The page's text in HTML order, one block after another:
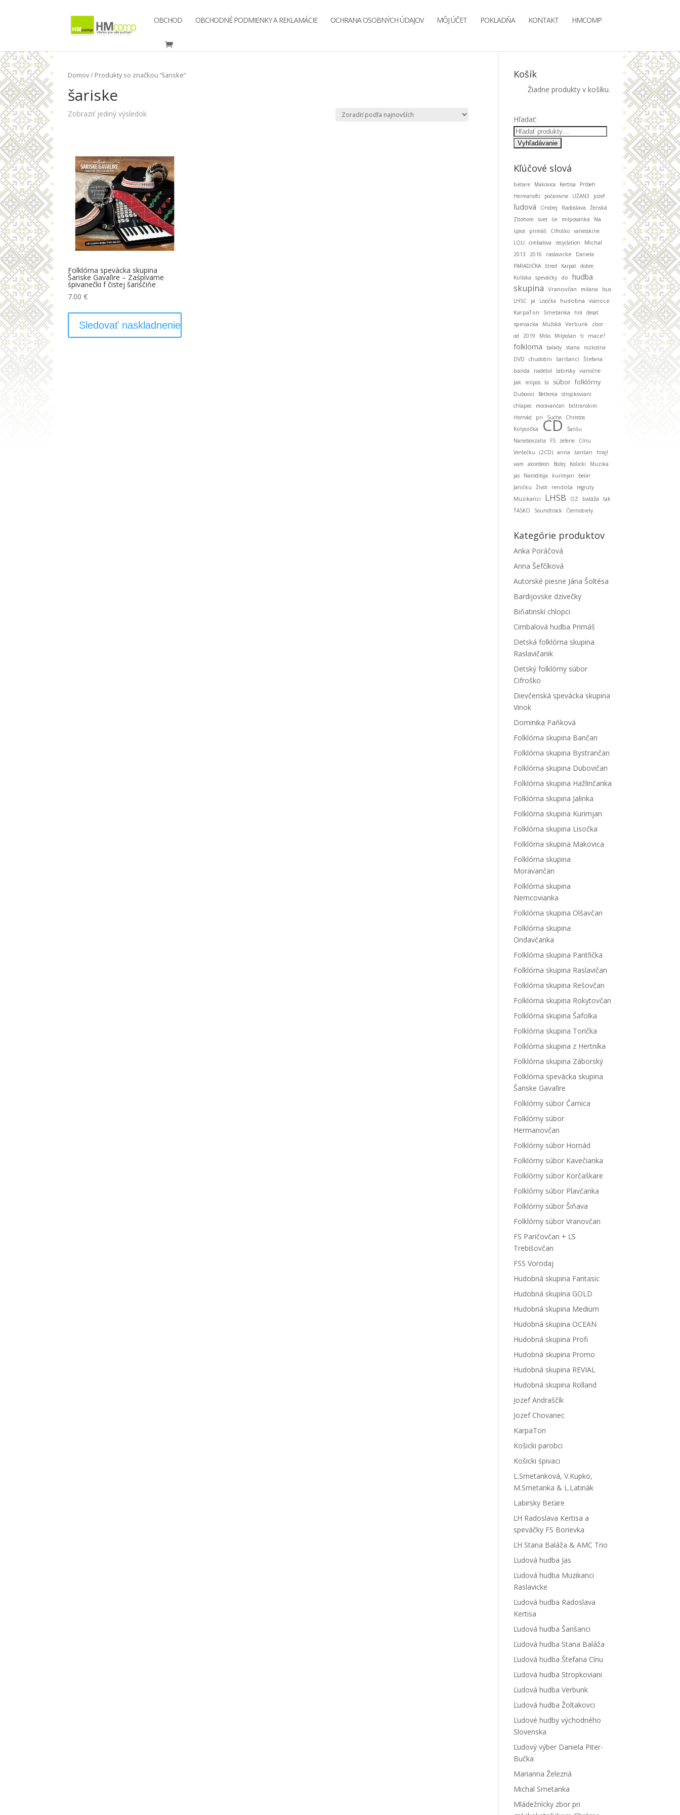
OBCHOD OBCHODNÉ PODMIENKY A REKLAMÁCIE OCHRANA OSOBNÝCH ÚDAJOV MÔJ ÚČET POKLADŇA KONTAKT HMCOMP
Domov/ Produkty so značkou “šariske”
šariske
Zobraziť jediný výsledok
Folklórna spevácka skupina
Šariske Gavaľire – Zaśpivame
śpivanečki f čistej šariśčiňe
7.00€
Sledovať naskladnenie
Košík
Žiadne produkty v košíku.
Hľadať:
Kľúčové slová
beťare Makovica Kertisa
Príbeh
Hermanofci
počarovne UŽAN3 jozef
ľudová Ondrej Radoslava
Ženská
Zbohom
svet śe milposanka
Na
śpice
primáš Cifroško vanesskine
LOLI
cimbalova recyclation Michal
2013 2016 raslavicke
Daniela
PARADIČKA štred Karpat dobre
Kolíska
speváčky do hudba
skupina Vranovčan milana
Isus
LHSC
ja Lisočka hudobna vianoce
KarpaTon Smetanka hrá desat
spevacka Mužská Verbunk
zbor
od
2019 Mišo Milpošan ti mace?
folklorna balady stana
rozkošna
DVD
chudobni šarišanci
Štefana
banda
nadešol labirsky vianočne
Jak
milpos bi súbor folklórny
Dubovici Betlema
stropkoviani
chlapec
moravančan
bištranskim
Hornád
pri Suche
Christos
Kolysočka
CD
Šarišu
Nanebovzatia
FS źeľene
Cínu
Veršečku
(2CD) anna šarišan
hraj!
vam
akordeon Božej Košicki
Muzika
jas
Narodilsja kurimjan
beťar
Janičku
Život rendoša regruty
Muzikanci LHSB OZ baláža
tak
ŤASKO
Soundtrack Čiernobiely
Kategórie produktov
Anka Poráčová
Anna Šefčíková
Autorské piesne Jána Šoltésa
Bardijovske dzivečky
Biňatinskí chlopci
Cimbalová hudba Primáš
Detská folklórna skupina
Raslavičanik
Detský folklórny súbor
Cifroško
Dievčenská spevácka skupina
Vinok
Dominika Paňková
Folklórna skupina Bančan
Folklórna skupina Bystrančan
Folklórna skupina Dubovičan
Folklórna skupina Hažlinčanka
Folklórna skupina Jalinka
Folklórna skupina Kurimjan
Folklórna skupina Lisočka
Folklórna skupina Makovica
Folklórna skupina
Moravančan
Folklórna skupina
Nemcovianka
Folklórna skupina Olšavčan
Folklórna skupina
Ondavčanka
Folklórna skupina Pantľička
Folklórna skupina Raslavičan
Folklórna skupina Rešovčan
Folklórna skupina Rokytovčan
Folklórna skupina Šafolka
Folklórna skupina Torička
Folklórna skupina z Hertníka
Folklórna skupina Záborský
Folklórna spevácka skupina
Šariske Gavaľire
Folklórny súbor Čarnica
Folklórny súbor
Hermanovčan
Folklórny súbor Hornád
Folklórny súbor Kavečianka
Folklórny súbor Korčaškare
Folklórny súbor Plavčanka
Folklórny súbor Šiňava
Folklórny súbor Vranovčan
FS Paričovčan + ĽS
Trebišovčan
FSS Vorodaj
Hudobná skupina Fantasic
Hudobná skupina GOLD
Hudobná skupina Medium
Hudobná skupina OCEAN
Hudobná skupina Profi
Hudobná skupina Promo
Hudobná skupina REVIAL
Hudobná skupina Rolland
Jozef Andraščík
Jozef Chovanec
KarpaTon
Košicki parobci
Košicki śpivaci
L.Smetanková, V.Kupko,
M.Smetanka & L.Latinák
Labirsky Beťare
ĽH Radoslava Kertisa a
speváčky FS Borievka
ĽH Stana Baláža & AMC Trio
Ľudová hudba Jas
Ľudová hudba Muzikanci
Raslavicke
Ľudová hudba Radoslava
Kertisa
Ľudová hudba Šarišanci
Ľudová hudba Stana Baláža
Ľudová hudba Štefana Cínu
Ľudová hudba Stropkoviani
Ľudová hudba Verbunk
Ľudová hudba Žoltakovci
Ľudové hudby východného
Slovenska
Ľudový výber Daniela Piter-
Bučka
Marianna Železná
Michal Smetanka
Mládežnícky zbor pri